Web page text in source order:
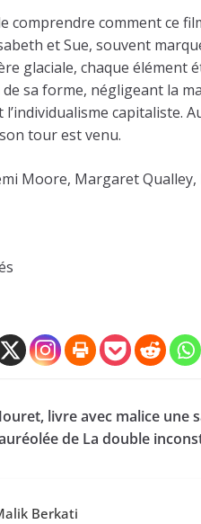
comprendre comment ce
et Sue, souvent
glaciale, chaque
sa forme, négligeant la
capitaliste.
tour est venu.
Moore, Margaret
livre avec malice
de La double
Berkati